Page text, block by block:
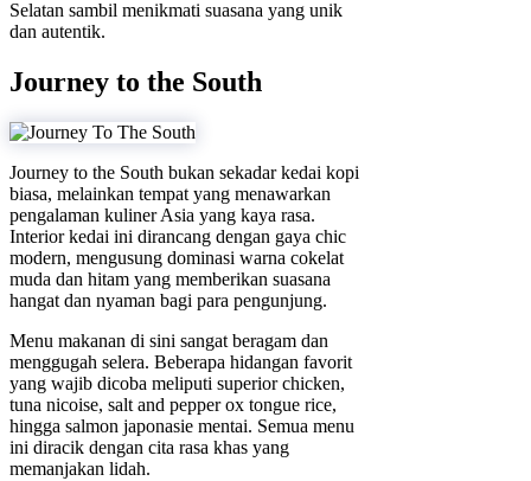
Selatan sambil menikmati suasana yang unik
dan autentik.
Journey to the South
Journey to the South bukan sekadar kedai kopi
biasa, melainkan tempat yang menawarkan
pengalaman kuliner Asia yang kaya rasa.
Interior kedai ini dirancang dengan gaya chic
modern, mengusung dominasi warna cokelat
muda dan hitam yang memberikan suasana
hangat dan nyaman bagi para pengunjung.
Menu makanan di sini sangat beragam dan
menggugah selera. Beberapa hidangan favorit
yang wajib dicoba meliputi superior chicken,
tuna nicoise, salt and pepper ox tongue rice,
hingga salmon japonasie mentai. Semua menu
ini diracik dengan cita rasa khas yang
memanjakan lidah.